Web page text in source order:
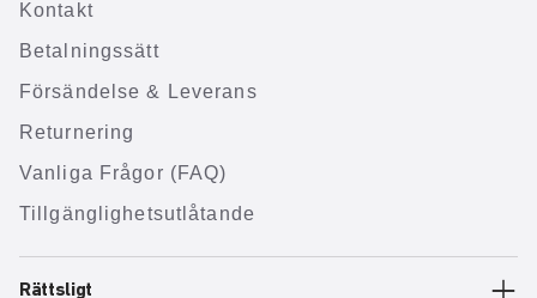
Kontakt
Betalningssätt
Försändelse & Leverans
Returnering
Vanliga Frågor (FAQ)
Tillgänglighetsutlåtande
Rättsligt